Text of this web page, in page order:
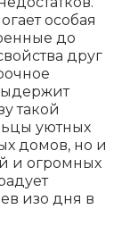
особая
до
друг
такой
уютных
домов, но и
и огромных
изо дня в